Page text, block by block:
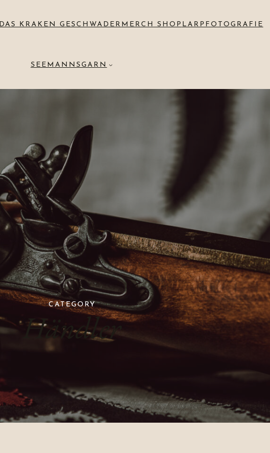
DAS KRAKEN GESCHWADER MERCH SHOP LARPFOTOGRAFIE
SEEMANNSGARN
CATEGORY
Händler